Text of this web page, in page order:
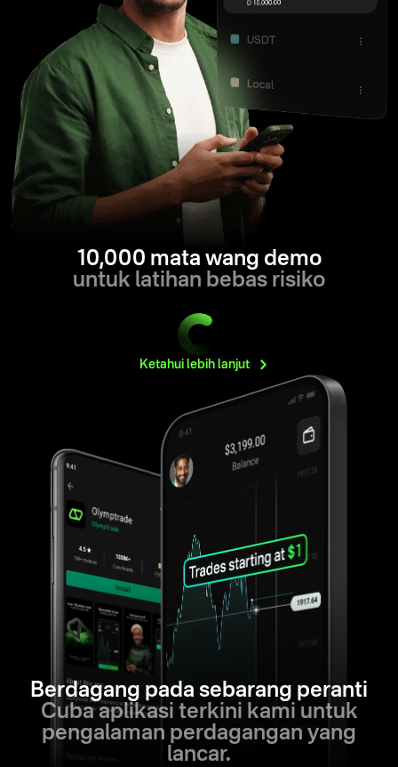
10,000 mata wang demo
untuk latihan bebas risiko
Ketahui lebih lanjut
Berdagang pada sebarang peranti
Cuba aplikasi terkini kami untuk
pengalaman perdagangan yang
lancar.